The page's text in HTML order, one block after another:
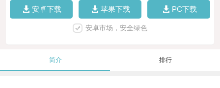
安卓下载 苹果下载 PC下载
安卓市场，安全绿色
简介 排行